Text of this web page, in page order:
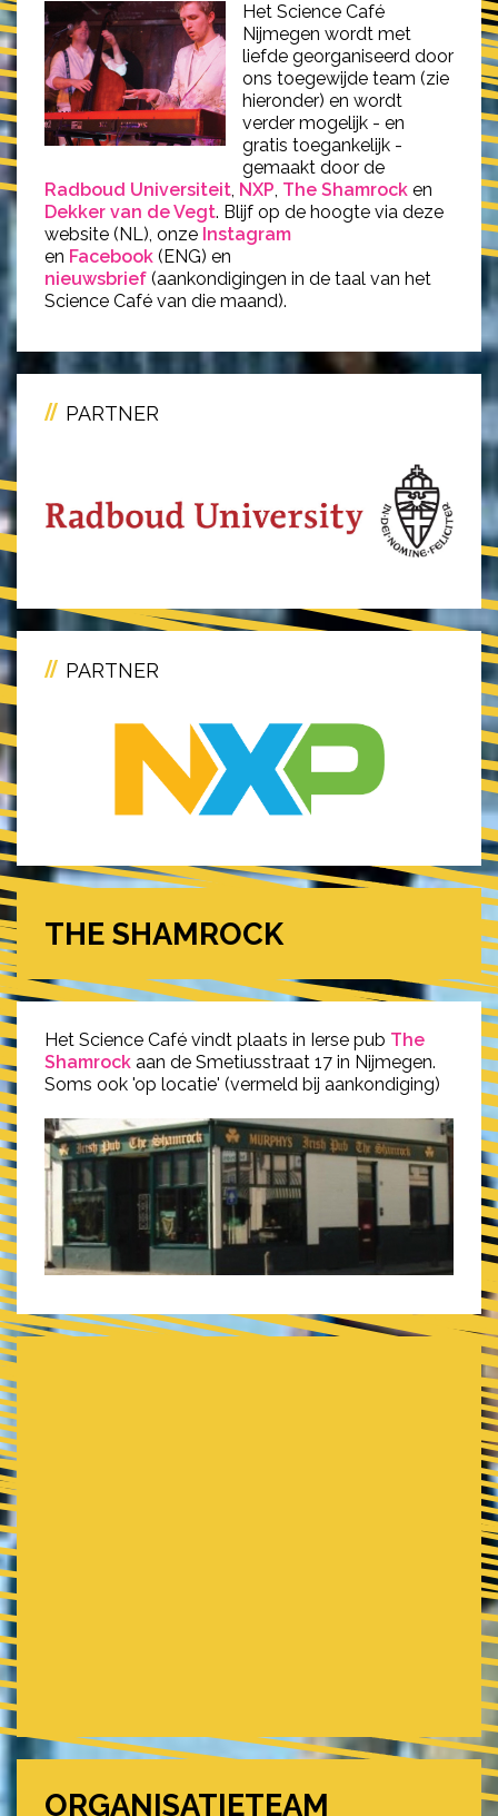
Het Science Café
Nijmegen wordt met
liefde georganiseerd door
ons toegewijde team (zie
hieronder) en wordt
verder mogelijk - en
gratis toegankelijk -
gemaakt door de
Radboud Universiteit, NXP, The Shamrock en
Dekker van de Vegt. Blijf op de hoogte via deze
website (NL), onze Instagram
en Facebook (ENG) en
nieuwsbrief (aankondigingen in de taal van het
Science Café van die maand).
PARTNER
PARTNER
THE SHAMROCK
Het Science Café vindt plaats in Ierse pub The
Shamrock aan de Smetiusstraat 17 in Nijmegen.
Soms ook 'op locatie' (vermeld bij aankondiging)
ORGANISATIETEAM